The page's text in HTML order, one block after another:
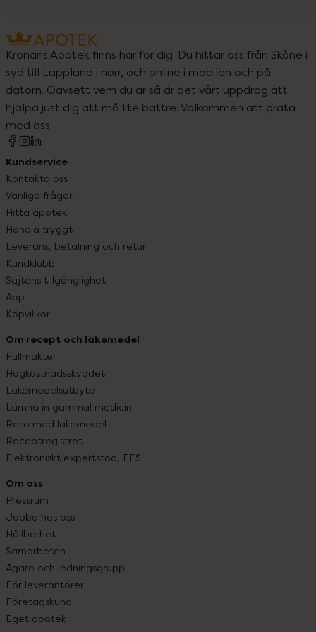
Kronans Apotek finns här för dig. Du hittar oss från Skåne i
syd till Lappland i norr, och online i mobilen och på
datorn. Oavsett vem du är så är det vårt uppdrag att
hjälpa just dig att må lite bättre. Välkommen att prata
med oss.
Kundservice
Kontakta oss
Vanliga frågor
Hitta apotek
Handla tryggt
Leverans, betalning och retur
Kundklubb
Sajtens tillgänglighet
App
Köpvillkor
Om recept och läkemedel
Fullmakter
Högkostnadsskyddet
Läkemedelsutbyte
Lämna in gammal medicin
Resa med läkemedel
Receptregistret
Elektroniskt expertstöd, EES
Om oss
Pressrum
Jobba hos oss
Hållbarhet
Samarbeten
Ägare och ledningsgrupp
För leverantörer
Företagskund
Eget apotek